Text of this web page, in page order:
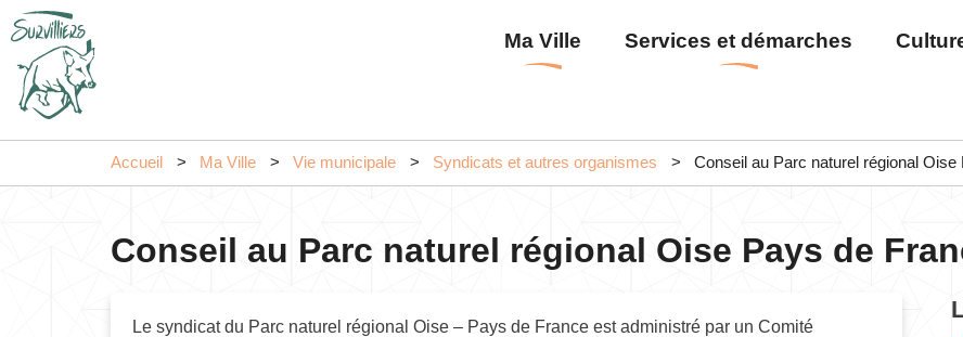
au
contenu
Menu
principal
Ma Ville Services et démarches
Accueil Ma Ville Vie municipale Syndicats et autres organismes Conseil au Parc naturel régional Oise
Conseil au Parc naturel régional Oise Pays de
Le syndicat du Parc naturel régional Oise – Pays de France est administré par un Comité